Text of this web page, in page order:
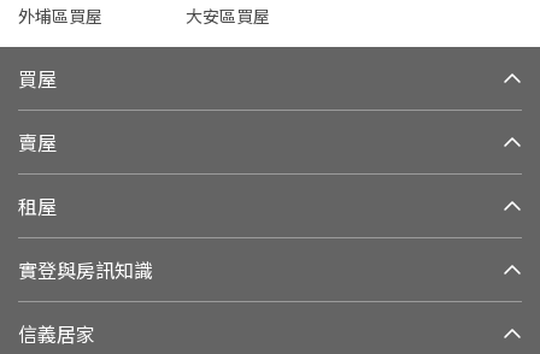
外埔區買屋
大安區買屋
買屋
賣屋
租屋
實登與房訊知識
信義居家